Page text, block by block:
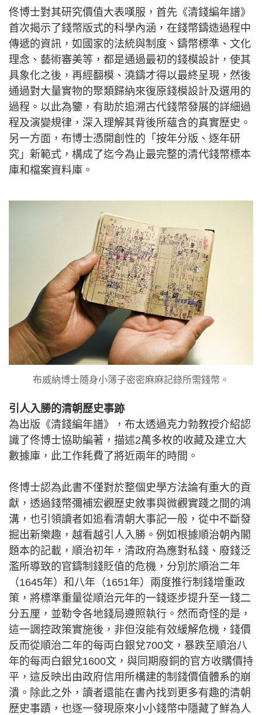
佟博士對其研究價值大表嘆服，首先《清錢編年譜》
首次揭示了錢幣版式的科學內涵，在錢幣鑄造過程中
傳遞的資訊，如國家的法統與制度、鑄幣標準、文化
理念、藝術審美等，都是通過最初的錢模設計，使其
具象化之後，再經翻模、澆鑄才得以最終呈現，然後
通過對大量實物的聚類歸納來復原錢模設計及選用的
過程。以此為鑒，有助於追溯古代錢幣發展的詳細過
程及演變規律，深入理解其背後所蘊含的真實歷史。
另一方面，布博士憑開創性的「按年分版、逐年研
究」新範式，構成了迄今為止最完整的清代錢幣標本
庫和檔案資料庫。
布威納博士隨身小簿子密密麻麻記錄所需錢幣。
引人入勝的清朝歷史事跡
為出版《清錢編年譜》，布太透過克力勃教授介紹認
識了佟博士協助編著，描述2萬多枚的收藏及建立大
數據庫，此工作耗費了將近兩年的時間。
佟博士認為此書不僅對於整個史學方法論有重大的貢
獻，透過錢幣彌補宏觀歷史敘事與微觀實踐之間的鴻
溝，也引領讀者如追看清朝大事記一般，從中不斷發
掘出新樂趣，越看越引人入勝。例如根據順治朝內閣
題本的記載，順治初年，清政府為應對私錢、廢錢泛
濫所導致的官鑄制錢貶值的危機，分別於順治二年
（1645年）和八年（1651年）兩度推行制錢增重政
策，將標準重量從順治元年的一錢逐步提升至一錢二
分五厘，並勒令各地錢局遵照執行。然而奇怪的是，
這一調控政策實施後，非但沒能有效緩解危機，錢價
反而從順治二年的每両白銀兌700文，暴跌至順治八
年的每両白銀兌1600文，與同期廢銅的官方收購價持
平，這反映出由政府信用所構建的制錢價值體系的崩
潰。除此之外，讀者還能在書內找到更多有趣的清朝
歷史事蹟，也逐一發現原來小小錢幣中隱藏了鮮為人